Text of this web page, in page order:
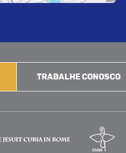
TRABALHE CONOSCO